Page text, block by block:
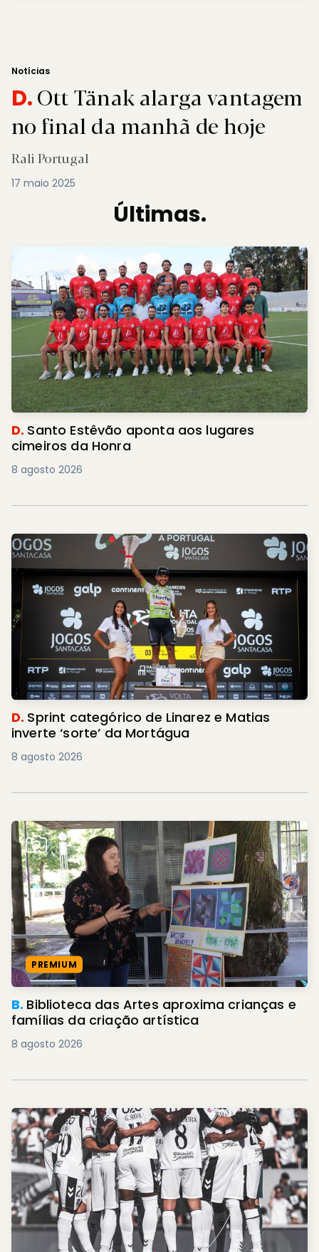
Notícias
D.Ott Tänak alarga vantagem
no final da manhã de hoje
Rali Portugal
17 maio 2025
Últimas.
D. Santo Estêvão aponta aos lugares
cimeiros da Honra
8 agosto 2026
D. Sprint categórico de Linarez e Matias
inverte ‘sorte’ da Mortágua
8 agosto 2026
PREMIUM
B. Biblioteca das Artes aproxima crianças e
famílias da criação artística
8 agosto 2026